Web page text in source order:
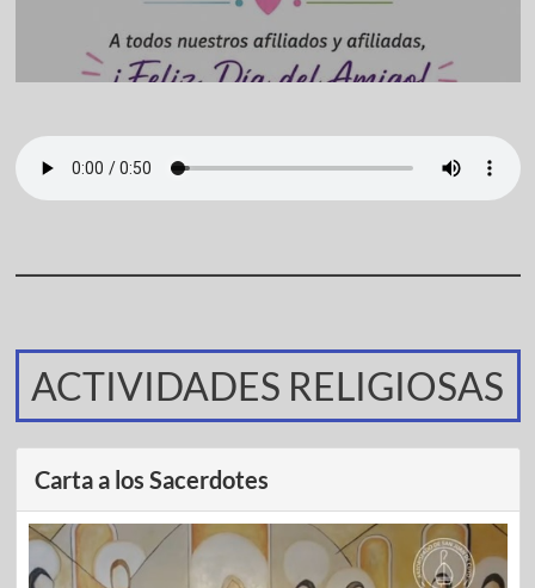
ACTIVIDADES RELIGIOSAS
Carta a los Sacerdotes